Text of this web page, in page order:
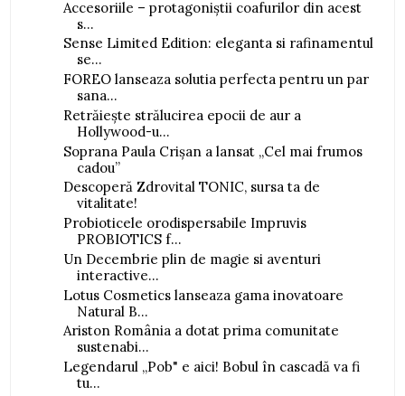
Accesoriile – protagoniștii coafurilor din acest
s...
Sense Limited Edition: eleganta si rafinamentul
se...
FOREO lanseaza solutia perfecta pentru un par
sana...
Retrăiește strălucirea epocii de aur a
Hollywood-u...
Soprana Paula Crișan a lansat „Cel mai frumos
cadou”
Descoperă Zdrovital TONIC, sursa ta de
vitalitate!
Probioticele orodispersabile Impruvis
PROBIOTICS f...
Un Decembrie plin de magie si aventuri
interactive...
Lotus Cosmetics lanseaza gama inovatoare
Natural B...
Ariston România a dotat prima comunitate
sustenabi...
Legendarul „Pob" e aici! Bobul în cascadă va fi
tu...